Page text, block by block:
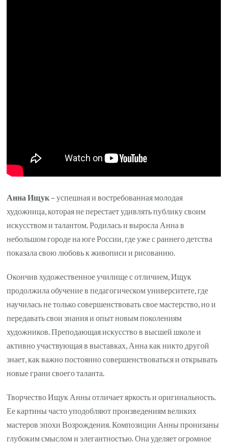
Анна Ищук – успешная и востребованная молодая
художница, которая не перестает удивлять публику своим
искусством и талантом. Родилась и выросла Анна в
небольшом городе на юге России, где уже с раннего детства
показала свою любовь к живописи и рисованию.
Окончив художественное училище с отличием, Ищук
продолжила обучение в педагогическом университете, где
научилась не только совершенствовать свое мастерство, но и
передавать свои знания и опыт новым поколениям
художников. Преподающая искусство в высшей школе и
активно участвующая в выставках, Анна как никто другой
знает, как важно постоянно совершенствоваться и открывать
новые грани своего таланта.
Творчество Ищук Анны отличает яркость и оригинальность.
Ее картины часто уподобляют произведениям великих
мастеров эпохи Возрождения. Композиции Анны пронизаны
глубоким смыслом и элегантностью. Она уделяет огромное